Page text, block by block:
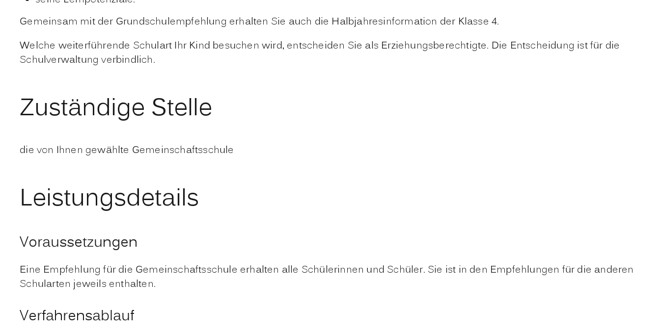
Gemeinsam mit der Grundschulempfehlung erhalten Sie auch die Halbjahresinformation der Klasse 4.
Welche weiterführende Schulart Ihr Kind besuchen wird, entscheiden Sie als Erziehungsberechtigte. Die Entscheidung ist für die
Schulverwaltung verbindlich.
Zuständige Stelle
die von Ihnen gewählte Gemeinschaftsschule
Leistungsdetails
Voraussetzungen
Eine Empfehlung für die Gemeinschaftsschule erhalten alle Schülerinnen und Schüler. Sie ist in den Empfehlungen für die anderen
Schularten jeweils enthalten.
Verfahrensablauf